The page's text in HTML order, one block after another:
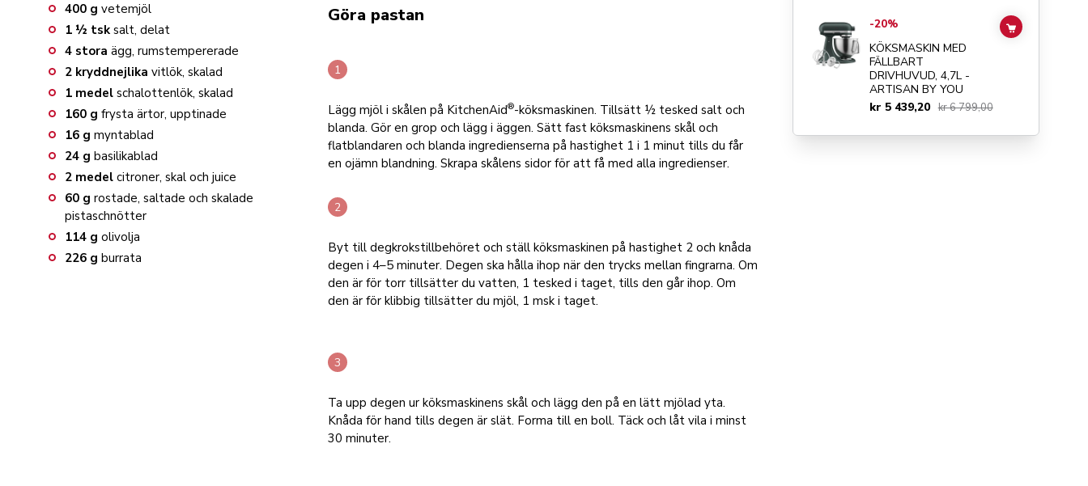
400 g vetemjöl
1 ½ tsk salt, delat
4 stora ägg, rumstempererade
2 kryddnejlika vitlök, skalad
1 medel schalottenlök, skalad
160 g frysta ärtor, upptinade
16 g myntablad
24 g basilikablad
2 medel citroner, skal och juice
60 g rostade, saltade och skalade
pistaschnötter
114 g olivolja
226 g burrata
Göra pastan
Lägg mjöl i skålen på KitchenAid®-köksmaskinen. Tillsätt ½ tesked salt och
blanda. Gör en grop och lägg i äggen. Sätt fast köksmaskinens skål och
flatblandaren och blanda ingredienserna på hastighet 1 i 1 minut tills du får
en ojämn blandning. Skrapa skålens sidor för att få med alla ingredienser.
Byt till degkrokstillbehöret och ställ köksmaskinen på hastighet 2 och knåda
degen i 4–5 minuter. Degen ska hålla ihop när den trycks mellan fingrarna. Om
den är för torr tillsätter du vatten, 1 tesked i taget, tills den går ihop. Om
den är för klibbig tillsätter du mjöl, 1 msk i taget.
Ta upp degen ur köksmaskinens skål och lägg den på en lätt mjölad yta.
Knåda för hand tills degen är slät. Forma till en boll. Täck och låt vila i minst
30 minuter.
Go toKÖKSMASKIN MED FÄLLBART DRIVHUVUD, 4,7L -
-20%
KÖKSMASKIN MED
FÄLLBART
DRIVHUVUD, 4,7L -
ARTISAN BY YOU
kr 5 439,20 kr 6 799,00
ADD TO CART